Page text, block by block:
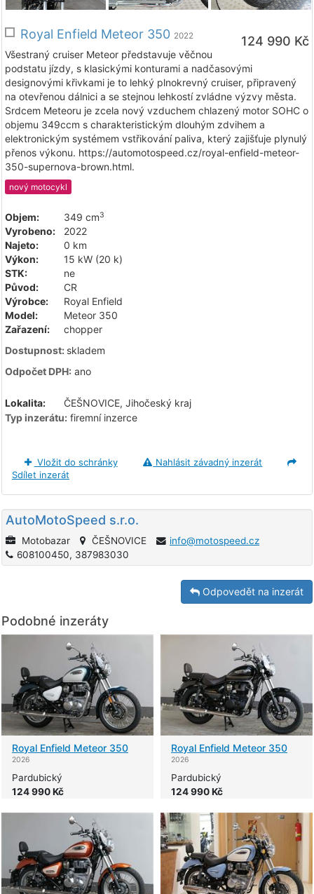
124 990 Kč
Royal Enfield Meteor 350 2022
Všestraný cruiser Meteor představuje věčnou
podstatu jízdy, s klasickými konturami a nadčasovými
designovými křivkami je to lehký plnokrevný cruiser, připravený
na otevřenou dálnici a se stejnou lehkostí zvládne výzvy města.
Srdcem Meteoru je zcela nový vzduchem chlazený motor SOHC o
objemu 349ccm s charakteristickým dlouhým zdvihem a
elektronickým systémem vstřikování paliva, který zajišťuje plynulý
přenos výkonu. https://automotospeed.cz/royal-enfield-meteor-
350-supernova-brown.html.
nový motocykl
Objem: 349 cm3
Vyrobeno:
2022
Najeto:
0 km
Výkon:
15 kW (20 k)
STK:
ne
Původ:
CR
Výrobce:
Royal Enfield
Model:
Meteor 350
Zařazení:
chopper
Dostupnost: skladem
Odpočet DPH: ano
Lokalita:
ČEŠNOVICE, Jihočeský kraj
Typ inzerátu: firemní inzerce
Vložit do schránky
Nahlásit závadný inzerát
Sdílet inzerát
AutoMotoSpeed s.r.o.
Motobazar ČEŠNOVICE
info@motospeed.cz
608100450, 387983030
Odpovedět na inzerát
Podobné inzeráty
Royal Enfield Meteor 350
2026
Pardubický
124 990 Kč
Royal Enfield Meteor 350
2026
Pardubický
124 990 Kč